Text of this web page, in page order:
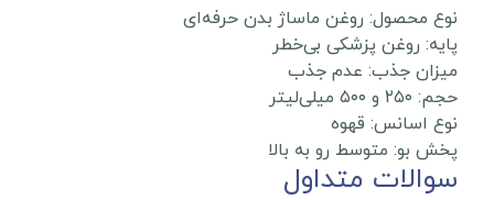
نوع محصول: روغن ماساژ بدن حرفه‌ای
پایه: روغن پزشکی بی‌خطر
میزان جذب: عدم جذب
حجم: ۲۵۰ و ۵۰۰ میلی‌لیتر
نوع اسانس: قهوه
پخش بو: متوسط رو به بالا
سوالات متداول